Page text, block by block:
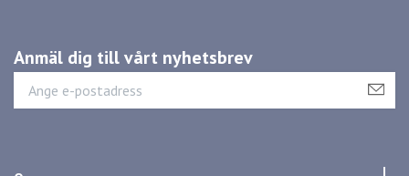
Anmäl dig till vårt nyhetsbrev